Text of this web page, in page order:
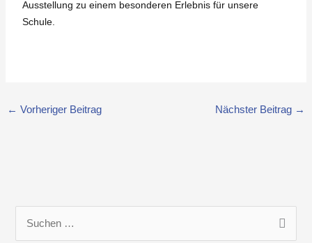
Ausstellung zu einem besonderen Erlebnis für unsere
Schule.
← Vorheriger Beitrag Nächster Beitrag →